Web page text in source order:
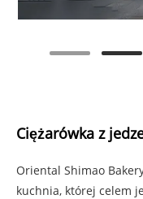
Ciężarówka z
Oriental Shimao
kuchnia, której celem